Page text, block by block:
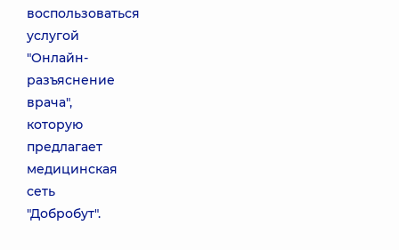
воспользоваться
услугой
"Онлайн-
разъяснение
врача",
которую
предлагает
медицинская
сеть
"Добробут".